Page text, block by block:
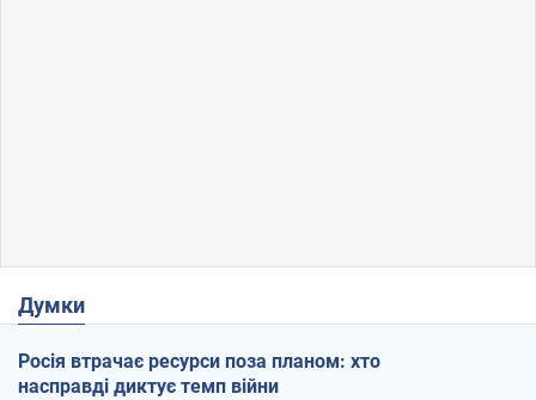
Думки
Росія втрачає ресурси поза планом: хто
насправді диктує темп війни